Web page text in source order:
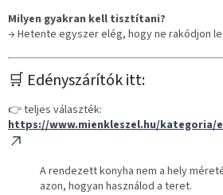
Milyen gyakran kell tisztítani?
→ Hetente egyszer elég, hogy ne rakódjon
🛒 Edényszárítók itt:
👉 teljes választék:
https://www.mienkleszel.hu/kategoria/
A rendezett konyha nem a hely
azon, hogyan használod a teret.